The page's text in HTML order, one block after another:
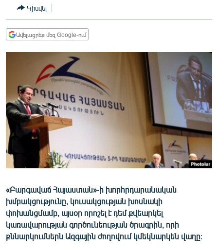
ՀԱՍԱՐԱԿՈՒԹՅՈՒՆ
ՏՆՏԵՍՈՒԹՅՈՒՆ
ՊԱՏԵՐԱԶՄԻ 6 ՇԱԲԱԹՆԵՐԸ
ՏԱՐԱԾԱՇՐՋԱՆ
ՄԻՋԱԶԳԱՅԻՆ
ՄՇԱԿՈՒՅԹ
ՍՊՈՐՏ
ՄԵԿՆԱԲԱՆՈՒԹՅՈՒՆ
ՏՏ ԵՒ ԻՆՏԵՐՆԵՏ
ԿՈՐՈՆԱՎԻՐՈՒՍ
ԱՐԽԻՎ
ՏԵՍԱՆՅՈՒԹԵՐ
ԲԱՆԱՎԵՃ
Կիսվել
Ավելացրեք մեզ Google-ում
«Բարգավաճ Հայաստան»-ի խորհրդարանական
խմբակցությունը, կուսակցության խոսնակի
փոխանցմամբ, այսօր որոշել է դեմ քվեարկել
կառավարության գործունեության ծրագրին, որի
քննարկումներն Ազգային ժողովում կմեկնարկեն վաղը: